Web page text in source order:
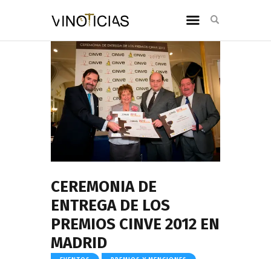
CEREMONIA DE
ENTREGA DE LOS
PREMIOS CINVE 2012 EN
MADRID